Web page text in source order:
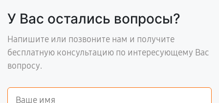
У Вас остались вопросы?
Напишите или позвоните нам и получите
бесплатную консультацию по интересующему Вас
вопросу.